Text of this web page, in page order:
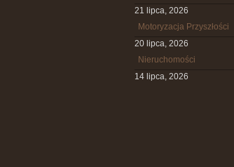
21 lipca, 2026
Motoryzacja Przyszłości
20 lipca, 2026
Nieruchomości
14 lipca, 2026